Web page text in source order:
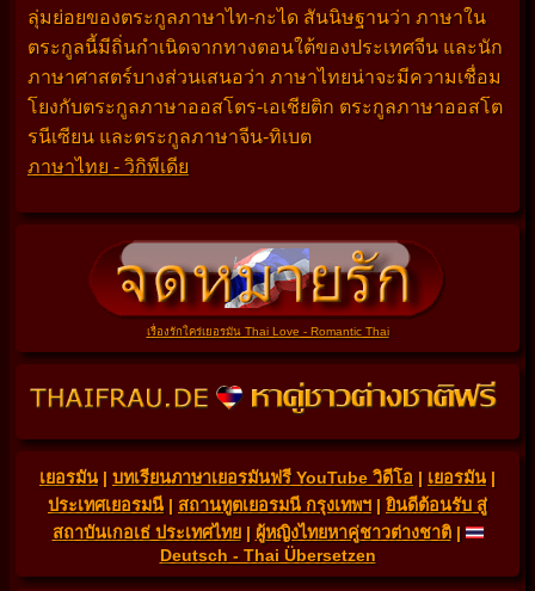
ลุ่มย่อยของตระกูลภาษาไท-กะได สันนิษฐานว่า ภาษาใน
ตระกูลนี้มีถิ่นกำเนิดจากทางตอนใต้ของประเทศจีน และนัก
ภาษาศาสตร์บางส่วนเสนอว่า ภาษาไทยน่าจะมีความเชื่อม
โยงกับตระกูลภาษาออสโตร-เอเชียติก ตระกูลภาษาออสโต
รนีเซียน และตระกูลภาษาจีน-ทิเบต
ภาษาไทย - วิกิพีเดีย
เรื่องรักใคร่เยอรมัน Thai Love - Romantic Thai
เยอรมัน| บทเรียนภาษาเยอรมันฟรี YouTube วิดีโอ | เยอรมัน|
ประเทศเยอรมนี| สถานทูตเยอรมนี กรุงเทพฯ| ยินดีต้อนรับ สู่
สถาบันเกอเธ่ ประเทศไทย| ผู้หญิงไทยหาคู่ชาวต่างชาติ|
Deutsch - Thai Übersetzen